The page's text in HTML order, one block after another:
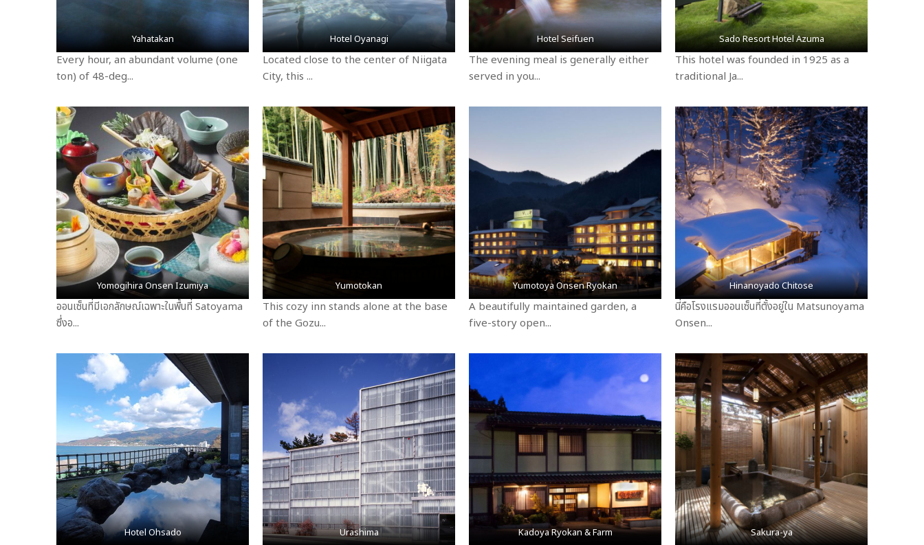
Yahatakan
Every hour, an abundant volume (one
ton) of 48-deg...
Hotel Oyanagi
Located close to the center of Niigata
City, this ...
Hotel Seifuen
The evening meal is generally either
served in you...
Sado Resort Hotel Azuma
This hotel was founded in 1925 as a
traditional Ja...
Yomogihira Onsen Izumiya
ออนเซ็นที่มีเอกลักษณ์เฉพาะในพื้นที่ Satoyama
ซึ่งอ...
Yumotokan
This cozy inn stands alone at the base
of the Gozu...
Yumotoya Onsen Ryokan
A beautifully maintained garden, a
five-story open...
Hinanoyado Chitose
นี่คือโรงแรมออนเซ็นที่ตั้งอยู่ใน Matsunoyama
Onsen...
Hotel Ohsado Urashima Kadoya Ryokan & Farm Sakura-ya